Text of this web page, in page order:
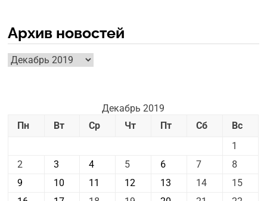
Архив новостей
Архив
новостей
Декабрь 2019
Пн
Вт Ср Чт Пт Сб
Вс
1
2
3 4 5 6 7
8
9
10 11 12 13 14
15